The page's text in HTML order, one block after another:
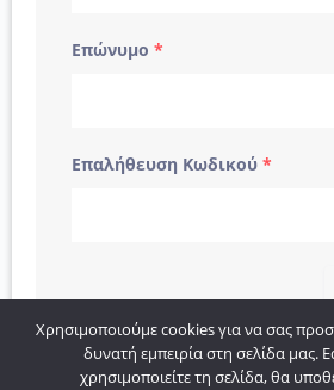
Επώνυμο *
Επαλήθευση Κωδικού *
Χρησιμοποιούμε cookies για να σας
δυνατή εμπειρία στη σελίδα μας.
χρησιμοποιείτε τη σελίδα, θα